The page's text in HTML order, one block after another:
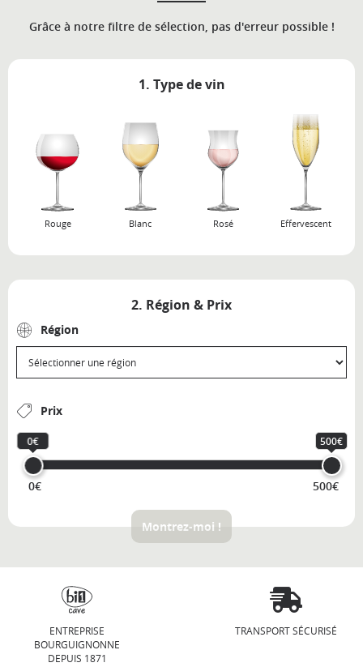
Grâce à notre filtre de sélection, pas d'erreur possible !
1. Type de vin
Rouge Blanc Rosé Effervescent
2. Région & Prix
Région
Prix
0€ 500€
0€ 500€
Montrez-moi !
ENTREPRISE
BOURGUIGNONNE
DEPUIS 1871
TRANSPORT SÉCURISÉ